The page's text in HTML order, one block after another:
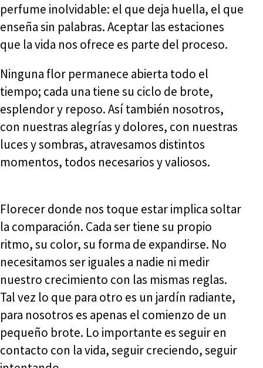
perfume inolvidable: el que deja huella, el que
enseña sin palabras. Aceptar las estaciones
que la vida nos ofrece es parte del proceso.
Ninguna flor permanece abierta todo el
tiempo; cada una tiene su ciclo de brote,
esplendor y reposo. Así también nosotros,
con nuestras alegrías y dolores, con nuestras
luces y sombras, atravesamos distintos
momentos, todos necesarios y valiosos.
Florecer donde nos toque estar implica soltar
la comparación. Cada ser tiene su propio
ritmo, su color, su forma de expandirse. No
necesitamos ser iguales a nadie ni medir
nuestro crecimiento con las mismas reglas.
Tal vez lo que para otro es un jardín radiante,
para nosotros es apenas el comienzo de un
pequeño brote. Lo importante es seguir en
contacto con la vida, seguir creciendo, seguir